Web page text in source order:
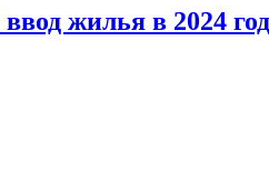
жилья в 2024